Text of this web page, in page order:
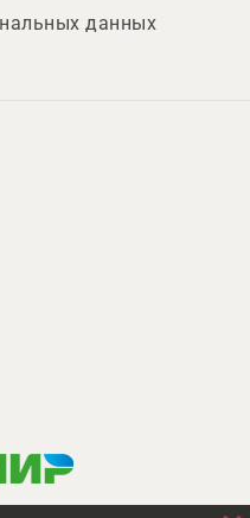
данных